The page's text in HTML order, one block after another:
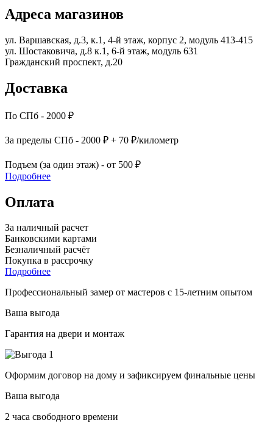
Адреса магазинов
ул. Варшавская, д.3, к.1, 4-й этаж, корпус 2, модуль 413-415
ул. Шостаковича, д.8 к.1, 6-й этаж, модуль 631
Гражданский проспект, д.20
Доставка
По СПб - 2000 ₽
За пределы СПб - 2000 ₽ + 70 ₽/километр
Подъем (за один этаж) - от 500 ₽
Подробнее
Оплата
За наличный расчет
Банковскими картами
Безналичный расчёт
Покупка в рассрочку
Подробнее
Профессиональный замер от мастеров с 15-летним опытом
Ваша выгода
Гарантия на двери и монтаж
Оформим договор на дому и зафиксируем финальные цены
Ваша выгода
2 часа свободного времени